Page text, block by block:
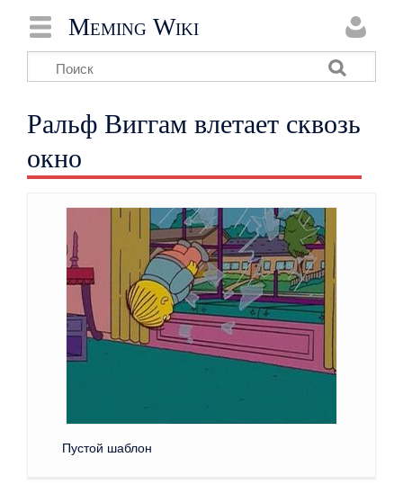
Meming Wiki
Ральф Виггам влетает сквозь
окно
Пустой шаблон